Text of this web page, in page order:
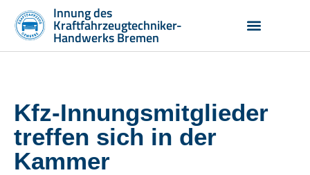
Innung des
Kraftfahrzeugtechniker-
Handwerks Bremen
Kfz-Innungsmitglieder
treffen sich in der
Kammer